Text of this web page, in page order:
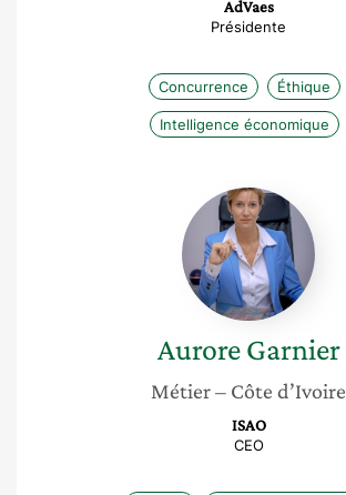
AdVaes
Présidente
Concurrence Éthique
Intelligence économique
Aurore
Garnier
Aurore Garnier
Métier– Côte d’Ivoire
ISAO
CEO